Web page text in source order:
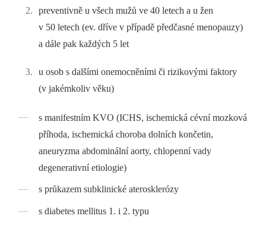
preventivně u všech mužů ve 40 letech a u žen
v 50 letech (ev. dříve v případě předčasné menopauzy)
a dále pak každých 5 let
u osob s dalšími onemocněními či rizikovými faktory
(v jakémkoliv věku)
s manifestním KVO (ICHS, ischemická cévní mozková
příhoda, ischemická choroba dolních končetin,
aneuryzma abdominální aorty, chlopenní vady
degenerativní etiologie)
s průkazem subklinické aterosklerózy
s diabetes mellitus 1. i 2. typu